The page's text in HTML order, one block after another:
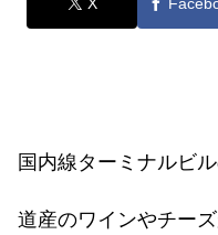
国内線ターミナルビ
道産のワインやチー